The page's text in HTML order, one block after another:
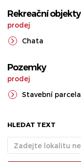
Rekreační objekty
prodej
Chata
Pozemky
prodej
Stavební parcela
HLEDAT TEXT